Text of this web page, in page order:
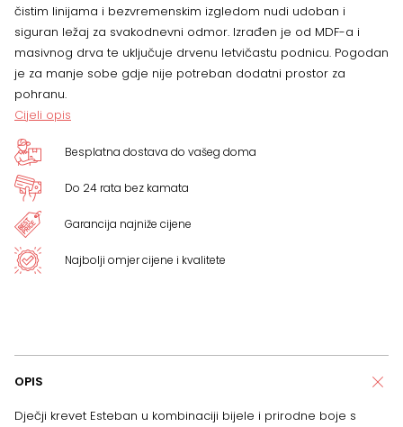
čistim linijama i bezvremenskim izgledom nudi udoban i
siguran ležaj za svakodnevni odmor. Izrađen je od MDF-a i
masivnog drva te uključuje drvenu letvičastu podnicu. Pogodan
je za manje sobe gdje nije potreban dodatni prostor za
pohranu.
Cijeli opis
Besplatna dostava do vašeg doma
Do 24 rata bez kamata
Garancija najniže cijene
Najbolji omjer cijene i kvalitete
OPIS
Dječji krevet Esteban u kombinaciji bijele i prirodne boje s